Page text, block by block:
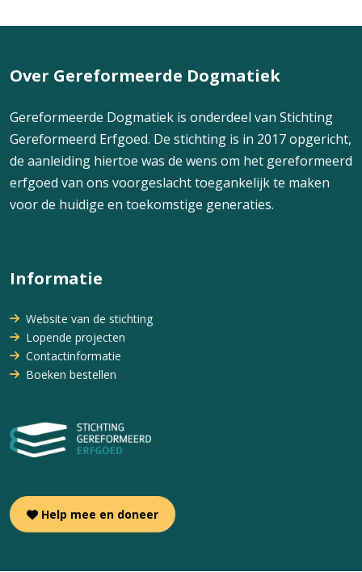
Over Gereformeerde Dogmatiek
Gereformeerde Dogmatiek is onderdeel van Stichting
Gereformeerd Erfgoed. De stichting is in 2017 opgericht,
de aanleiding hiertoe was de wens om het gereformeerd
erfgoed van ons voorgeslacht toegankelijk te maken
voor de huidige en toekomstige generaties.
Informatie
Website van de stichting
Lopende projecten
Contactinformatie
Boeken bestellen
Help mee en doneer